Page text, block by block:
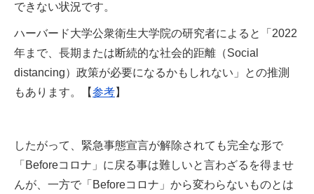
できない状況です。
ハーバード大学公衆衛生大学院の研究者によると「2022
年まで、長期または断続的な社会的距離（Social
distancing）政策が必要になるかもしれない」との推測
もあります。【参考】
したがって、緊急事態宣言が解除されても完全な形で
「Beforeコロナ」に戻る事は難しいと言わざるを得ませ
んが、一方で「Beforeコロナ」から変わらないものとは